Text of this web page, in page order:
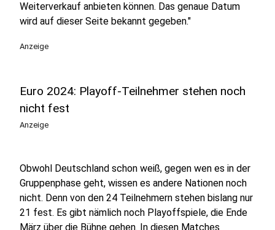
Weiterverkauf anbieten können. Das genaue Datum
wird auf dieser Seite bekannt gegeben."
Anzeige
Euro 2024: Playoff-Teilnehmer stehen noch
nicht fest
Anzeige
Obwohl Deutschland schon weiß, gegen wen es in der
Gruppenphase geht, wissen es andere Nationen noch
nicht. Denn von den 24 Teilnehmern stehen bislang nur
21 fest. Es gibt nämlich noch Playoffspiele, die Ende
März über die Bühne gehen. In diesen Matches